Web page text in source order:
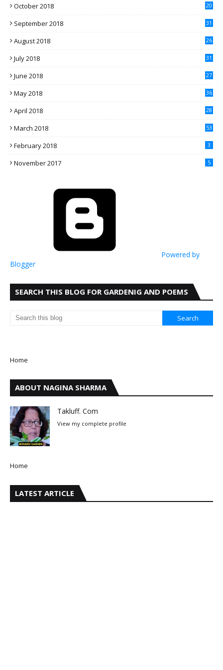
October 2018 20
September 2018 31
August 2018 26
July 2018 31
June 2018 27
May 2018 36
April 2018 28
March 2018 53
February 2018 3
November 2017 5
Powered by
Blogger
SEARCH THIS BLOG FOR GARDENIG AND POEMS
Home
ABOUT NAGINA SHARMA
Takluff. Com
View my complete profile
Home
LATEST ARTICLE